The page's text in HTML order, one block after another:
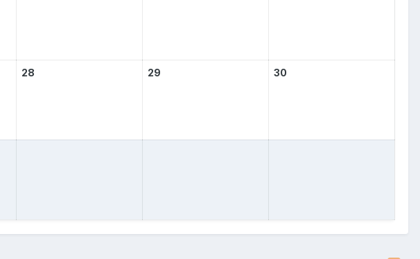
28 29 30